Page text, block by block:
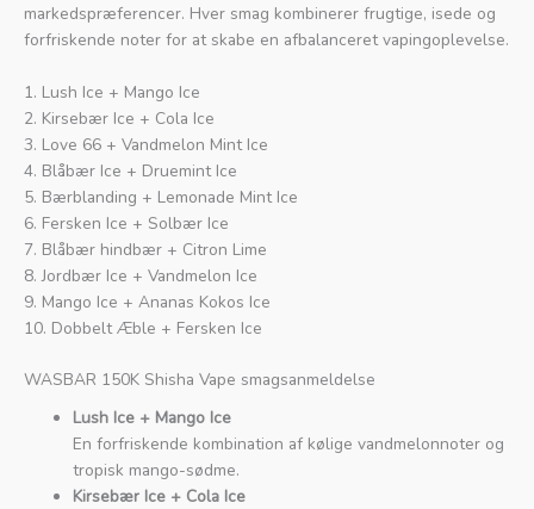
markedspræferencer. Hver smag kombinerer frugtige, isede og
forfriskende noter for at skabe en afbalanceret vapingoplevelse.
1. Lush Ice + Mango Ice
2. Kirsebær Ice + Cola Ice
3. Love 66 + Vandmelon Mint Ice
4. Blåbær Ice + Druemint Ice
5. Bærblanding + Lemonade Mint Ice
6. Fersken Ice + Solbær Ice
7. Blåbær hindbær + Citron Lime
8. Jordbær Ice + Vandmelon Ice
9. Mango Ice + Ananas Kokos Ice
10. Dobbelt Æble + Fersken Ice
WASBAR 150K Shisha Vape smagsanmeldelse
Lush Ice + Mango Ice
En forfriskende kombination af kølige vandmelonnoter og
tropisk mango-sødme.
Kirsebær Ice + Cola Ice